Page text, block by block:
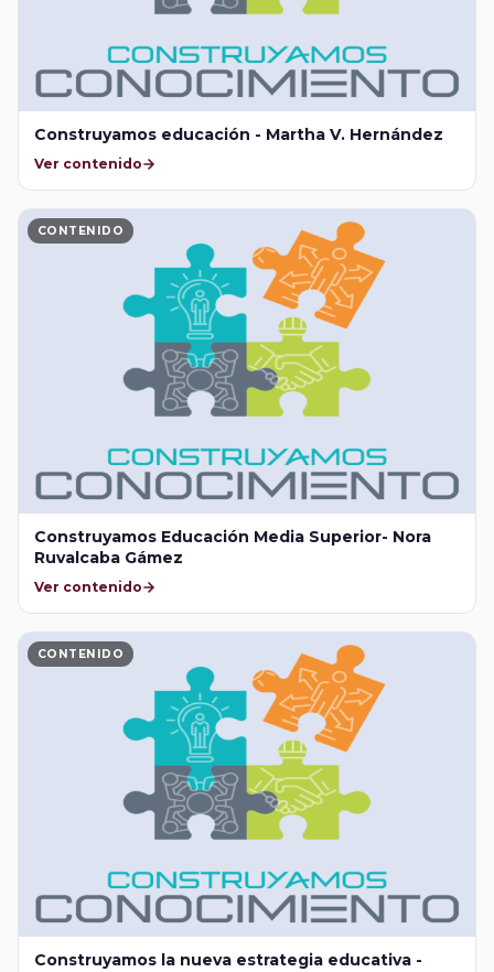
Construyamos educación - Martha V. Hernández
Ver contenido
CONTENIDO
Construyamos Educación Media Superior- Nora
Ruvalcaba Gámez
Ver contenido
CONTENIDO
Construyamos la nueva estrategia educativa -